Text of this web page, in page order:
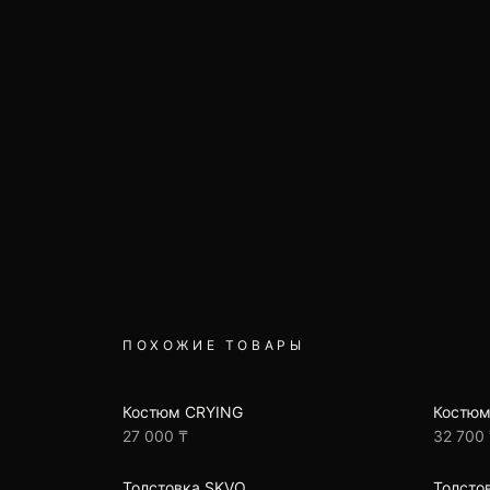
ПОХОЖИЕ ТОВАРЫ
Костюм CRYING
27 000 ₸
32 700